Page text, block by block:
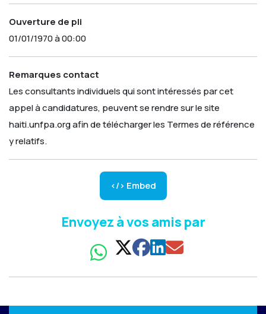
Ouverture de pli
01/01/1970 à 00:00
Remarques contact
Les consultants individuels qui sont intéressés par cet
appel à candidatures, peuvent se rendre sur le site
haiti.unfpa.org afin de télécharger les Termes de référence
y relatifs.
</> Embed
Envoyez à vos amis par